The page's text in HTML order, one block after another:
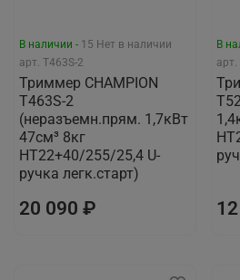
В наличии - 15 Нет в наличии
арт. T463S-2
Триммер CHAMPION
Т463S-2
(неразъемн.прям. 1,7кВт
47см³ 8кг
HT22+40/255/25,4 U-
ручка легк.старт)
20 090 ₽
В
арт.